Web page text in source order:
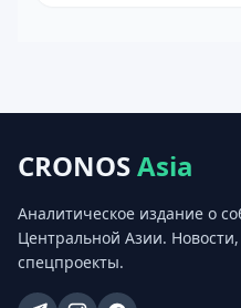
CRONOSAsia
Аналитическое издание о
Центральной Азии.
спецпроекты.